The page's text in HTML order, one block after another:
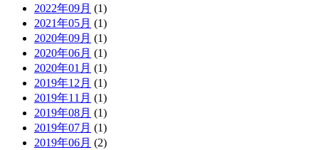
2022年09月 (1)
2021年05月 (1)
2020年09月 (1)
2020年06月 (1)
2020年01月 (1)
2019年12月 (1)
2019年11月 (1)
2019年08月 (1)
2019年07月 (1)
2019年06月 (2)